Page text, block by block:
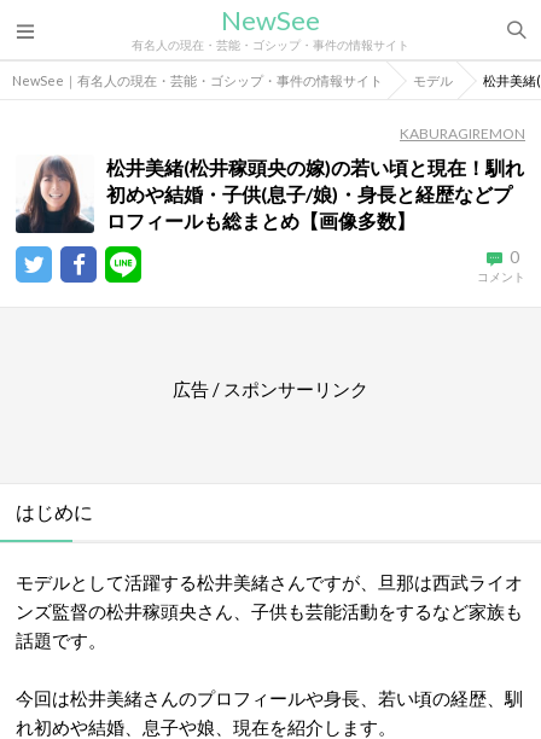
NewSee
有名人の現在・芸能・ゴシップ・事件の情報サイト
NewSee｜有名人の現在・芸能・ゴシップ・事件の情報サイト モデル 松井美緒
KABURAGIREMON
松井美緒(松井稼頭央の嫁)の若い頃と現在！馴れ
初めや結婚・子供(息子/娘)・身長と経歴などプ
ロフィールも総まとめ【画像多数】
0
コメント
広告 / スポンサーリンク
はじめに
モデルとして活躍する松井美緒さんですが、旦那は西武ライオ
ンズ監督の松井稼頭央さん、子供も芸能活動をするなど家族も
話題です。
今回は松井美緒さんのプロフィールや身長、若い頃の経歴、馴
れ初めや結婚、息子や娘、現在を紹介します。